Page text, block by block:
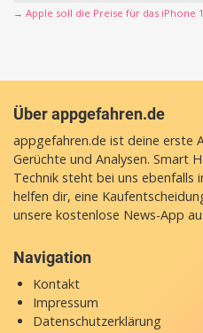
→ Apple soll die Preise für das iPhone
Über appgefahren.de
appgefahren.de ist deine erste
Gerüchte und Analysen. Smart
Technik steht bei uns ebenfalls
helfen dir, eine
unsere kostenlose News-App
Navigation
Kontakt
Impressum
Datenschutzerklärung